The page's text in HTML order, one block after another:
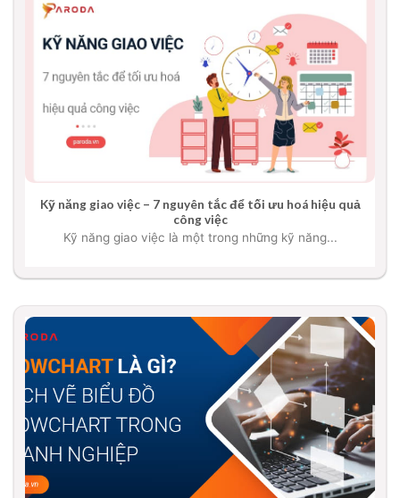
Kỹ năng giao việc – 7 nguyên tắc để tối ưu hoá hiệu quả
công việc
Kỹ năng giao việc là một trong những kỹ năng...